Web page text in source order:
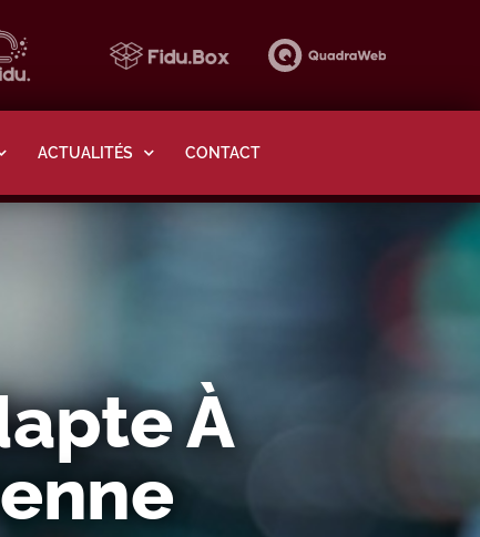
ACTUALITÉS CONTACT
À